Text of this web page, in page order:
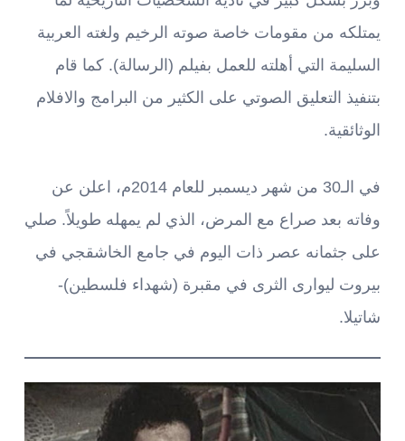
يمتلكه من مقومات خاصة صوته الرخيم ولغته العربية
السليمة التي أهلته للعمل بفيلم (الرسالة). كما قام
بتنفيذ التعليق الصوتي على الكثير من البرامج والافلام
الوثائقية.
في الـ30 من شهر ديسمبر للعام 2014م، اعلن عن
وفاته بعد صراع مع المرض، الذي لم يمهله طويلاً. صلي
على جثمانه عصر ذات اليوم في جامع الخاشقجي في
بيروت ليوارى الثرى في مقبرة (شهداء فلسطين)-
شاتيلا.